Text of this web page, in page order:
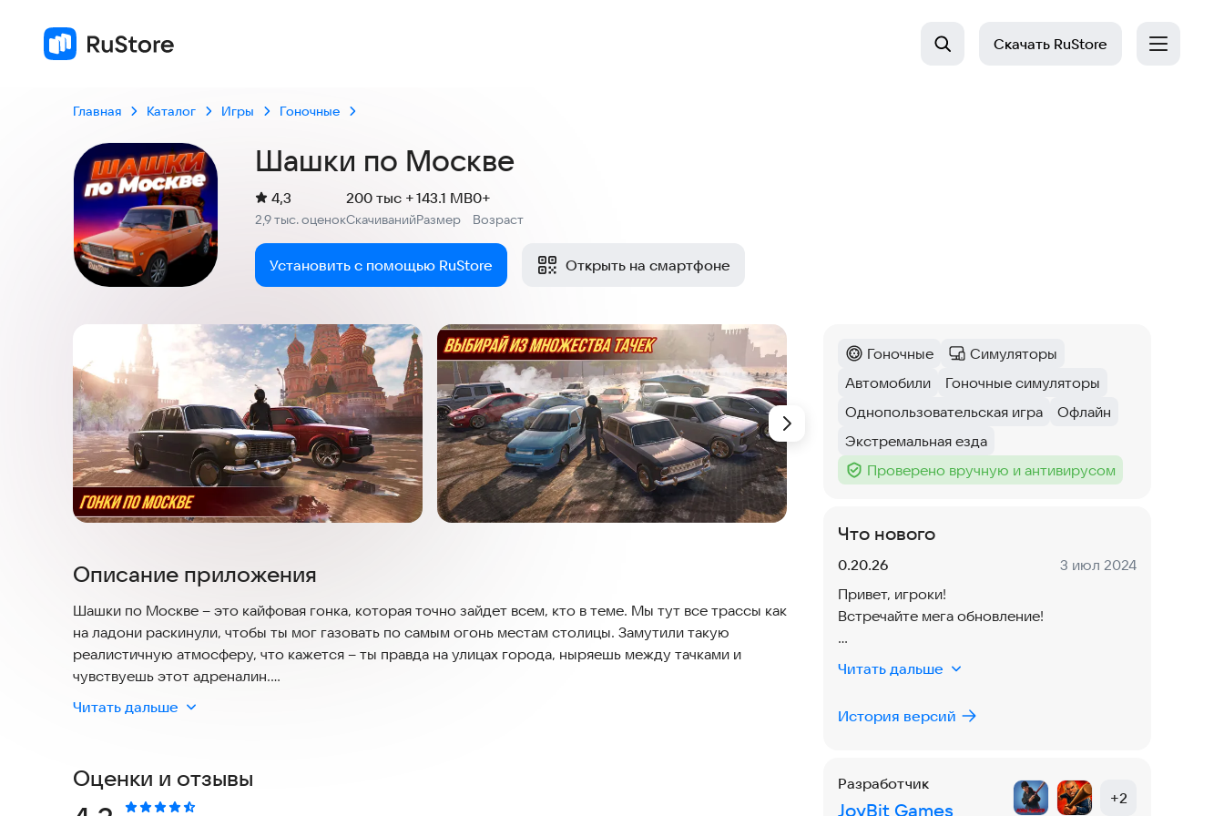
Скачать RuStore
Главная Каталог Игры Гоночные
Шашки по Москве
Рейтинг:
4,3
2,9 тыс. оценокСкачиваний
200 тыс +
Размер
143.1 MB
Возраст
0+
Установить с помощью RuStore Открыть на смартфоне
Скриншоты
Описание приложения
Шашки по Москве – это кайфовая гонка, которая точно зайдет всем, кто в теме. Мы тут все трассы как
на ладони раскинули, чтобы ты мог газовать по самым огонь местам столицы. Замутили такую
реалистичную атмосферу, что кажется – ты правда на улицах города, ныряешь между тачками и
чувствуешь этот адреналин.
В Шашки по Москве тебя ждут жесткие разборки с трафиком, дикий дрифт, крутые столкновения и
Графоний тут – просто бомба, каждый скрин – как открытка, только в драйве.
Читать дальше
Оценки и отзывы
Категория:
Гоночные
Категория:
Симуляторы
Тег:
Автомобили
Тег:
Гоночные симуляторы
Тег:
Однопользовательская игра
Тег:
Офлайн
Тег:
Экстремальная езда
Тег :
Проверено вручную и антивирусом
Что нового
Версия:
0.20.26 Дата:
3 июл 2024
Привет, игроки!
Встречайте мега обновление!
Мы добавили кампанию, где можно
выиграть крутые тачки! А также сделали
- Кабана теперь можно забрать из
новых колес!
- Улучшенный UI: Новые элементы
Читать дальше
История версий
Разработчик
JoyBit Games
+2